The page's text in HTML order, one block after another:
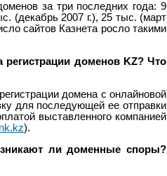
за три последних года: 9
(декабрь 2007 г.), 25 тыс. (март
сайтов Казнета росло такими
доменов KZ? Что
домена с онлайновой
для последующей ее отправки
выставленного компанией
).
ли доменные споры?